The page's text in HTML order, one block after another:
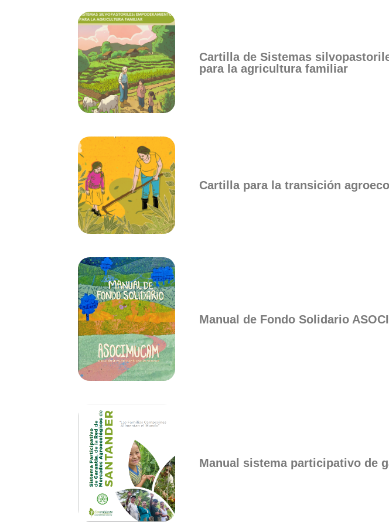
Cartilla de Sistemas
para la agricultura familiar
Cartilla para la transición
Manual de Fondo Solidario
Manual sistema participativo de